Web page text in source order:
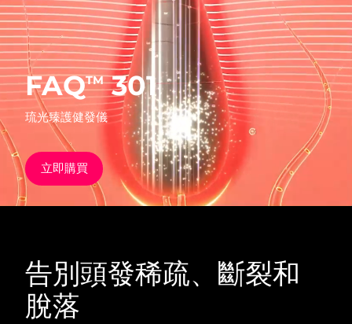
FAQTM301
琉光臻護健發儀
立即購買
告別頭發稀疏、斷裂和
脫落
我的訂閱
issa™ Teeth Whitening Set
FAQ™ Dual LED Panel
熱門產品
發貨國家
美國 預計送達日期8/10/26
英國 預計送達日期 8/9/26
西班牙 預計送達日期8/9/26
澳洲 預計送達日期
德國 預計送達日期
加拿大